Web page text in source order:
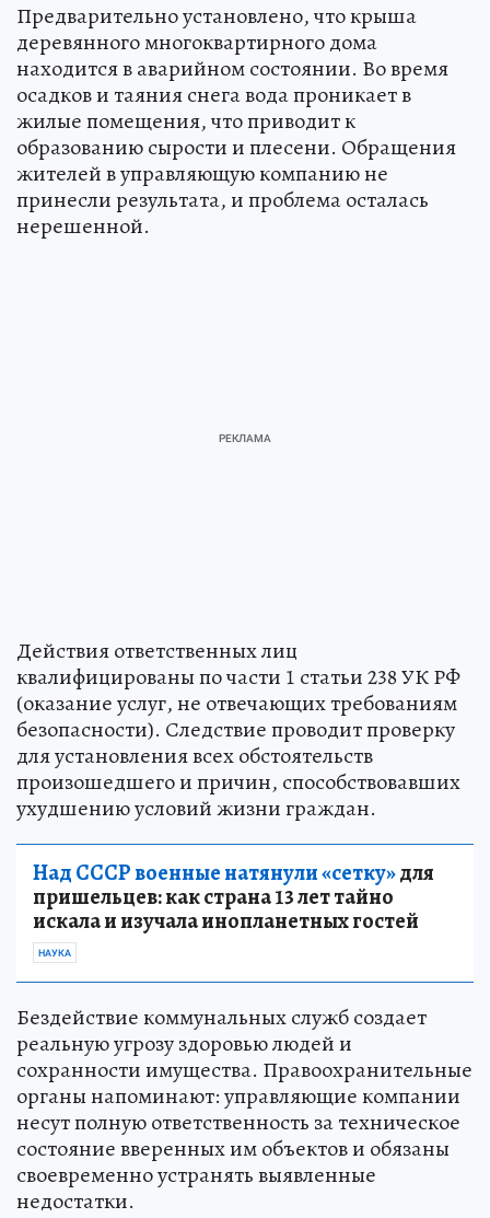
Предварительно установлено, что крыша
деревянного многоквартирного дома
находится в аварийном состоянии. Во время
осадков и таяния снега вода проникает в
жилые помещения, что приводит к
образованию сырости и плесени. Обращения
жителей в управляющую компанию не
принесли результата, и проблема осталась
нерешенной.
Действия ответственных лиц
квалифицированы по части 1 статьи 238 УК РФ
(оказание услуг, не отвечающих требованиям
безопасности). Следствие проводит проверку
для установления всех обстоятельств
произошедшего и причин, способствовавших
ухудшению условий жизни граждан.
Над СССР военные натянули «сетку»для
пришельцев: как страна 13 лет тайно
искала и изучала инопланетных гостей
НАУКА
Бездействие коммунальных служб создает
реальную угрозу здоровью людей и
сохранности имущества. Правоохранительные
органы напоминают: управляющие компании
несут полную ответственность за техническое
состояние вверенных им объектов и обязаны
своевременно устранять выявленные
недостатки.